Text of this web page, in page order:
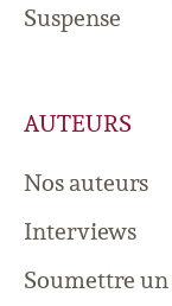
Suspense
AUTEURS
Nos auteurs
Interviews
Soumettre